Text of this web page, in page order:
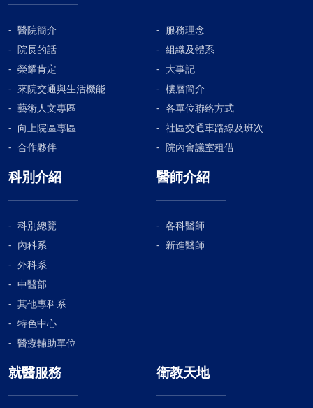
醫院簡介
服務理念
院長的話
組織及體系
榮耀肯定
大事記
來院交通與生活機能
樓層簡介
藝術人文專區
各單位聯絡方式
向上院區專區
社區交通車路線及班次
合作夥伴
院內會議室租借
科別介紹
科別總覽
內科系
外科系
中醫部
其他專科系
特色中心
醫療輔助單位
醫師介紹
各科醫師
新進醫師
就醫服務 衛教天地